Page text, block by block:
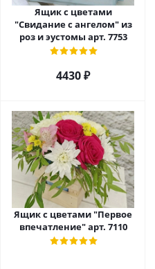
Ящик с цветами
"Свидание с ангелом" из
роз и эустомы арт. 7753
4430 ₽
Ящик с цветами "Первое
впечатление" арт. 7110